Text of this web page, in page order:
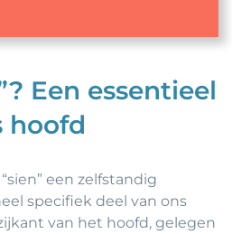
Een essentieel
hoofd
een zelfstandig
specifiek deel van ons
van het hoofd, gelegen